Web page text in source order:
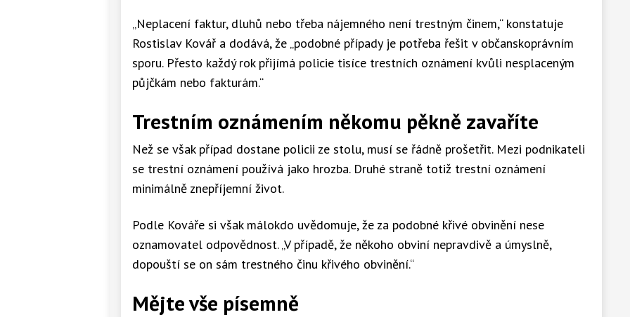
„Neplacení faktur, dluhů nebo třeba nájemného není trestným činem,“ konstatuje
Rostislav Kovář a dodává, že „podobné případy je potřeba řešit v občanskoprávním
sporu. Přesto každý rok přijímá policie tisíce trestních oznámení kvůli nesplaceným
půjčkám nebo fakturám.“
Trestním oznámením někomu pěkně zavaříte
Než se však případ dostane policii ze stolu, musí se řádně prošetřit. Mezi podnikateli
se trestní oznámení používá jako hrozba. Druhé straně totiž trestní oznámení
minimálně znepříjemní život.
Podle Kováře si však málokdo uvědomuje, že za podobné křivé obvinění nese
oznamovatel odpovědnost. „V případě, že někoho obviní nepravdivě a úmyslně,
dopouští se on sám trestného činu křivého obvinění.“
Mějte vše písemně